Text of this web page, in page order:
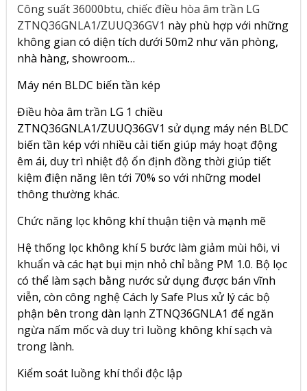
Công suất 36000btu, chiếc điều hòa âm trần LG
ZTNQ36GNLA1/ZUUQ36GV1 này phù hợp với những
không gian có diện tích dưới 50m2 như văn phòng,
nhà hàng, showroom…
Máy nén BLDC biến tần kép
Điều hòa âm trần LG 1 chiều
ZTNQ36GNLA1/ZUUQ36GV1 sử dụng máy nén BLDC
biến tần kép với nhiều cải tiến giúp máy hoạt động
êm ái, duy trì nhiệt độ ổn định đồng thời giúp tiết
kiệm điện năng lên tới 70% so với những model
thông thường khác.
Chức năng lọc không khí thuận tiện và mạnh mẽ
Hệ thống lọc không khí 5 bước làm giảm mùi hôi, vi
khuẩn và các hạt bụi mịn nhỏ chỉ bằng PM 1.0. Bộ lọc
có thể làm sạch bằng nước sử dụng được bán vĩnh
viễn, còn công nghệ Cách ly Safe Plus xử lý các bộ
phận bên trong dàn lạnh ZTNQ36GNLA1 để ngăn
ngừa nấm mốc và duy trì luồng không khí sạch và
trong lành.
Kiểm soát luồng khí thổi độc lập